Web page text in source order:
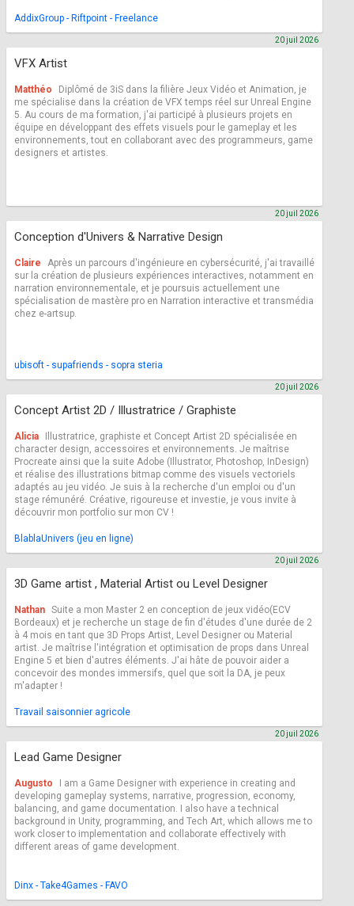
AddixGroup - Riftpoint - Freelance
VFX Artist
20 juil 2026
Matthéo
Diplômé de 3iS dans la filière Jeux Vidéo et Animation, je
me spécialise dans la création de VFX temps réel sur Unreal Engine
5. Au cours de ma formation, j'ai participé à plusieurs projets en
équipe en développant des effets visuels pour le gameplay et les
environnements, tout en collaborant avec des programmeurs, game
designers et artistes.
Conception d'Univers & Narrative Design
20 juil 2026
Claire
Après un parcours d'ingénieure en cybersécurité, j'ai travaillé
sur la création de plusieurs expériences interactives, notamment en
narration environnementale, et je poursuis actuellement une
spécialisation de mastère pro en Narration interactive et transmédia
chez e-artsup.
ubisoft - supafriends - sopra steria
Concept Artist 2D / Illustratrice / Graphiste
20 juil 2026
Alicia
Illustratrice, graphiste et Concept Artist 2D spécialisée en
character design, accessoires et environnements. Je maîtrise
Procreate ainsi que la suite Adobe (Illustrator, Photoshop, InDesign)
et réalise des illustrations bitmap comme des visuels vectoriels
adaptés au jeu vidéo. Je suis à la recherche d'un emploi ou d'un
stage rémunéré. Créative, rigoureuse et investie, je vous invite à
découvrir mon portfolio sur mon CV !
BlablaUnivers (jeu en ligne)
3D Game artist , Material Artist ou Level Designer
20 juil 2026
Nathan Suite a mon Master 2 en conception de jeux vidéo(ECV
Bordeaux) et je recherche un stage de fin d'études d'une durée de 2
à 4 mois en tant que 3D Props Artist, Level Designer ou Material
artist. Je maîtrise l'intégration et optimisation de props dans Unreal
Engine 5 et bien d'autres éléments. J'ai hâte de pouvoir aider a
concevoir des mondes immersifs, quel que soit la DA, je peux
m'adapter !
Travail saisonnier agricole
Lead Game Designer
20 juil 2026
Augusto
I am a Game Designer with experience in creating and
developing gameplay systems, narrative, progression, economy,
balancing, and game documentation. I also have a technical
background in Unity, programming, and Tech Art, which allows me to
work closer to implementation and collaborate effectively with
different areas of game development.
Dinx - Take4Games - FAVO